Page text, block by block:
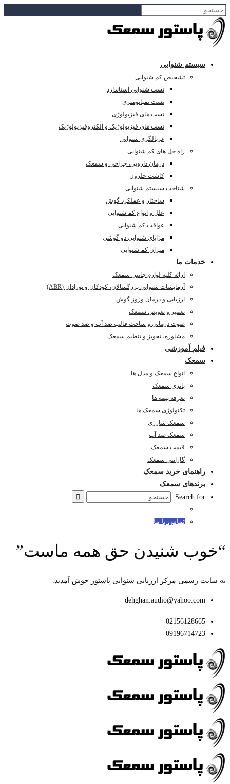
سیستم شنوایی
تشخیص کم شنوایی
تست شنوایی استاندارد
تست تمپانومتری
تست های فیزیولوژی
تست های فیزیولوژیک و الکتروفیزیولوژیک
غربالگری شنوایی
راه حل های کم شنوایی
درمان دارویی، جراحی و سمعک
کاشت حلزون
شناخت سیستم شنوایی
ساختار و عملکرد گوش
علل و انواع کم شنوایی
عواقب کم شنوایی
مزایای شنوایی دو گوشی
میزان کم شنوایی
خدمات ما
ارائه کلیه لوازم جانبی سمعک
آزمایشات شنوایی بزرگسالان، کودکان و نوزادان (ABR)
ارزیابی و درمان وزوز گوش
تعمیر و تعویض سمعک
صوت درمانی و ساخت قالب ضد آب و ضد صوت
مشاوره، تجویز و تنظیم سمعک
فیلم آموزشی
سمعک
انواع سمعک و مدل ها
باتری سمعک
تعرفه بیمه ها
تکنولوژی سمعک ها
سمعک شارژی
سمعک ضد آب
قیمت سمعک
گارانتی سمعک
راهنمای خرید سمعک
برندهای سمعک
Search for:
تماس با ما
“خوب شنیدن حق همه ماست”
به سایت رسمی مرکز ارزیابی شنوایی پاستور خوش آمدید.
dehghan.audio@yahoo.com
02156128665
09196714723